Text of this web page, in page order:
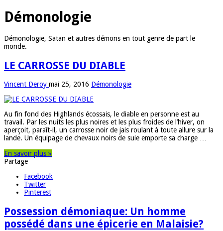
Démonologie
Démonologie, Satan et autres démons en tout genre de part le
monde.
LE CARROSSE DU DIABLE
Vincent Deroy mai 25, 2016 Démonologie
Au fin fond des Highlands écossais, le diable en personne est au
travail. Par les nuits les plus noires et les plus froides de l’hiver, on
aperçoit, paraît-il, un carrosse noir de jais roulant à toute allure sur la
lande. Un équipage de chevaux noirs de suie emporte sa charge …
En savoir plus »
Partage
Facebook
Twitter
Pinterest
Possession démoniaque: Un homme
possédé dans une épicerie en Malaisie?